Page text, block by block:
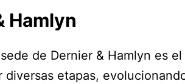
Hamlyn
de Dernier & Hamlyn es
etapas,